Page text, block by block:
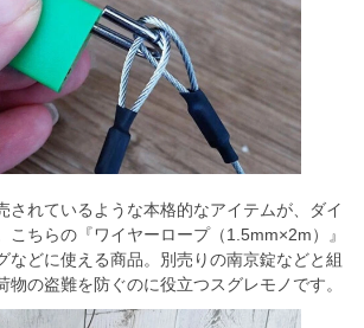
されているような本格的なアイテムが、ダイ
こちらの『ワイヤーロープ（1.5mm×2m）』
などに使える商品。別売りの南京錠などと組
物の盗難を防ぐのに役立つスグレモノです。